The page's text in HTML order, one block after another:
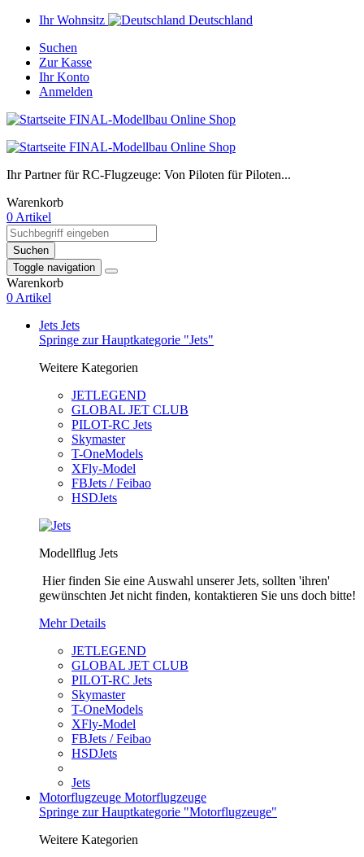
Ihr Wohnsitz
Deutschland
Suchen
Zur Kasse
Ihr Konto
Anmelden
Ihr Partner für RC-Flugzeuge: Von Piloten für Piloten...
Warenkorb
0 Artikel
Suchen
Toggle navigation
Warenkorb
0 Artikel
Jets Jets
Springe zur Hauptkategorie "Jets"
Weitere Kategorien
JETLEGEND
GLOBAL JET CLUB
PILOT-RC Jets
Skymaster
T-OneModels
XFly-Model
FBJets / Feibao
HSDJets
Modellflug Jets
Hier finden Sie eine Auswahl unserer Jets, sollten 'ihren'
gewünschten Jet nicht finden, kontaktieren Sie uns doch bitte!
Mehr Details
JETLEGEND
GLOBAL JET CLUB
PILOT-RC Jets
Skymaster
T-OneModels
XFly-Model
FBJets / Feibao
HSDJets
Jets
Motorflugzeuge Motorflugzeuge
Springe zur Hauptkategorie "Motorflugzeuge"
Weitere Kategorien